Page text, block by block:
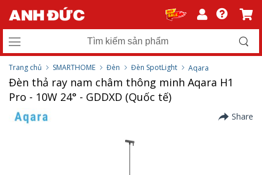
Trang chủ SMARTHOME Đèn Đèn SpotLight Aqara
Đèn thả ray nam châm thông minh Aqara H1
Pro - 10W 24° - GDDXD (Quốc tế)
Share